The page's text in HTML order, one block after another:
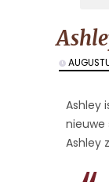
Ashley
nieuwe
Ashley